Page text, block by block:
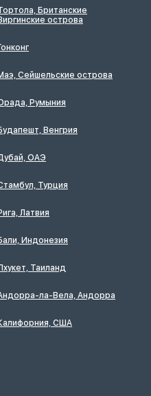
Британские
острова
Сейшельские острова
Румыния
Венгрия
ОАЭ
Турция
Латвия
Индонезия
Таиланд
ла-Вела, Андорра
США